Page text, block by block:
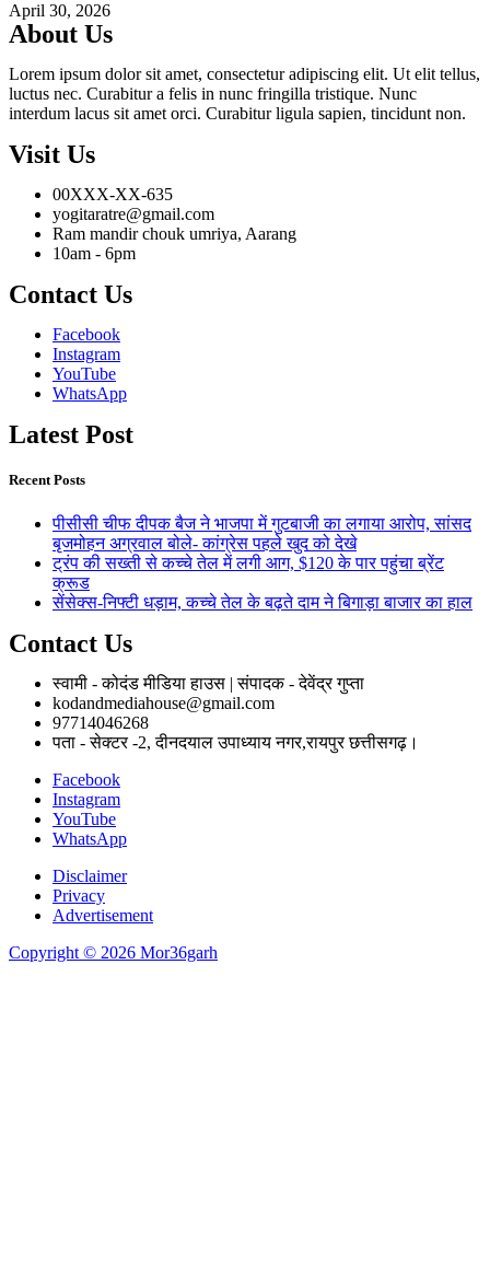
April 30, 2026
About Us
Lorem ipsum dolor sit amet, consectetur adipiscing elit. Ut elit tellus,
luctus nec. Curabitur a felis in nunc fringilla tristique. Nunc
interdum lacus sit amet orci. Curabitur ligula sapien, tincidunt non.
Visit Us
00XXX-XX-635
yogitaratre@gmail.com
Ram mandir chouk umriya, Aarang
10am - 6pm
Contact Us
Facebook
Instagram
YouTube
WhatsApp
Latest Post
Recent Posts
पीसीसी चीफ दीपक बैज ने भाजपा में गुटबाजी का लगाया आरोप, सांसद
बृजमोहन अग्रवाल बोले- कांग्रेस पहले खुद को देखे
ट्रंप की सख्ती से कच्चे तेल में लगी आग, $120 के पार पहुंचा ब्रेंट
क्रूड
सेंसेक्स-निफ्टी धड़ाम, कच्चे तेल के बढ़ते दाम ने बिगाड़ा बाजार का हाल
Contact Us
स्वामी - कोदंड मीडिया हाउस | संपादक - देवेंद्र गुप्ता
kodandmediahouse@gmail.com
97714046268
पता - सेक्टर -2, दीनदयाल उपाध्याय नगर,रायपुर छत्तीसगढ़।
Facebook
Instagram
YouTube
WhatsApp
Disclaimer
Privacy
Advertisement
Copyright © 2026 Mor36garh